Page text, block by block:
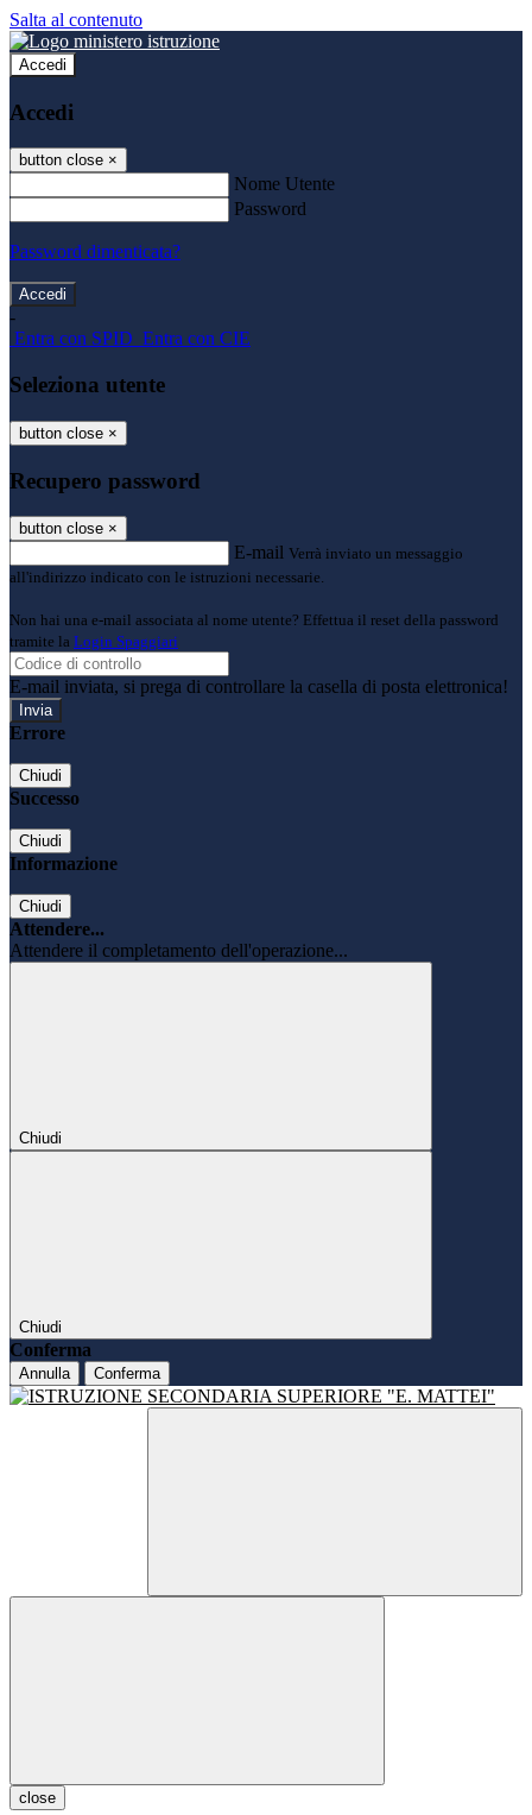
Salta al contenuto
Accedi
Accedi
button close ×
Nome Utente
Password
Password dimenticata?
-
Entra con SPID Entra con CIE
Seleziona utente
button close ×
Recupero password
button close ×
E-mail Verrà inviato un messaggio
all'indirizzo indicato con le istruzioni necessarie.
Non hai una e-mail associata al nome utente? Effettua il reset della password
tramite la Login Spaggiari
E-mail inviata, si prega di controllare la casella di posta elettronica!
Errore
Chiudi
Successo
Chiudi
Informazione
Chiudi
Attendere...
Attendere il completamento dell'operazione...
Chiudi
Chiudi
Conferma
Annulla Conferma
close